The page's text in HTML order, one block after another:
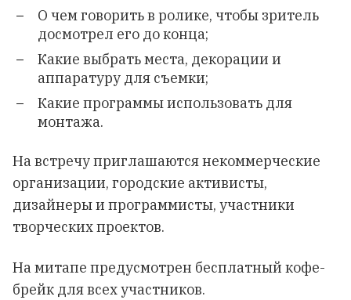
О чем говорить в ролике, чтобы зритель
досмотрел его до конца;
Какие выбрать места, декорации и
аппаратуру для съемки;
Какие программы использовать для
монтажа.
На встречу приглашаются некоммерческие
организации, городские активисты,
дизайнеры и программисты, участники
творческих проектов.
На митапе предусмотрен бесплатный кофе-
брейк для всех участников.